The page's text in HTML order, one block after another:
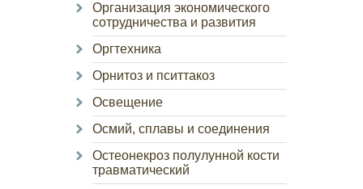
Организация экономического
сотрудничества и развития
Оргтехника
Орнитоз и пситтакоз
Освещение
Осмий, сплавы и соединения
Остеонекроз полулунной кости
травматический